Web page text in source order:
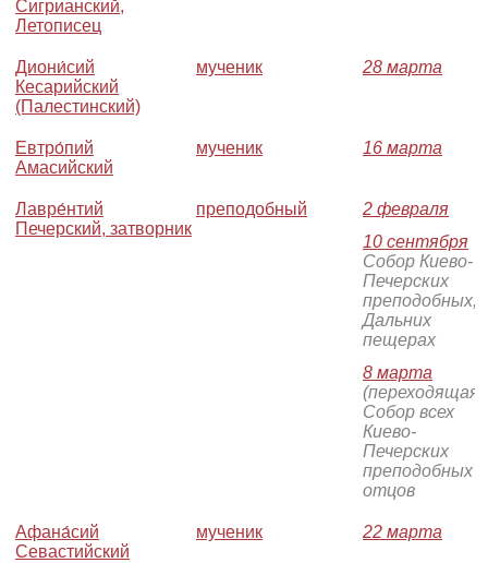
Сигрианский,
Летописец
Диони́сий
Кесарийский
(Палестинский)
мученик 28 марта
Евтро́пий
Амасийский
мученик 16 марта
Лавре́нтий
Печерский, затворник
преподобный
2 февраля
10 сентября
Собор Киево-
Печерских
преподобных,
Дальних
пещерах
8 марта
(переходящая)
Собор всех
Киево-
Печерских
преподобных
отцов
Афана́сий
Севастийский
мученик 22 марта